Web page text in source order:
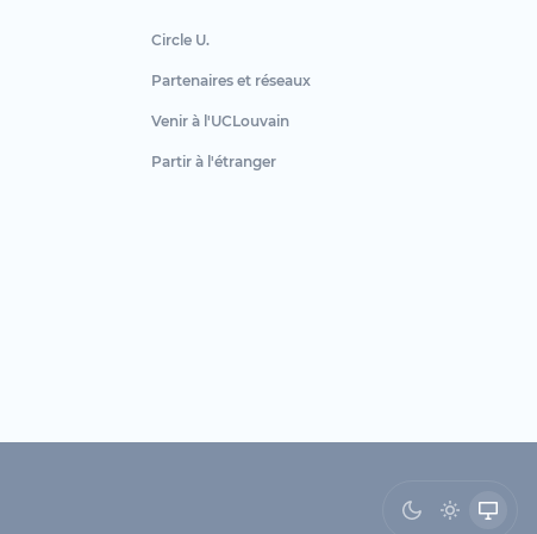
Circle U.
Partenaires et réseaux
Venir à l'UCLouvain
Partir à l'étranger